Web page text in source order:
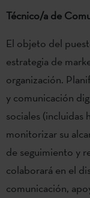
Técnico/a de
El objeto del
estrategia de
organización.
y comunicación
sociales (incluidas
monitorizar su
de seguimiento y
colaborará en el
comunicación,